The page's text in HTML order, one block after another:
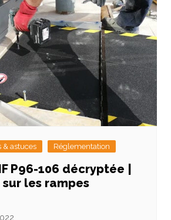
& astuces Réglementation
P96-106 décryptée |
les rampes